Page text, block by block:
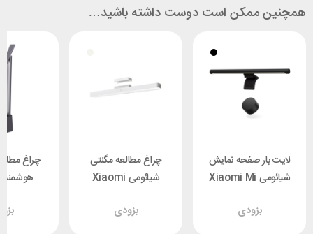
همچنین ممکن است دوست داشته باشید…
لایت بار صفحه نمایش
شیائومی Xiaomi Mi
بزودی
چراغ مطالعه مگنتی
شیائومی Xiaomi
Light Bar
بزودی
چراغ